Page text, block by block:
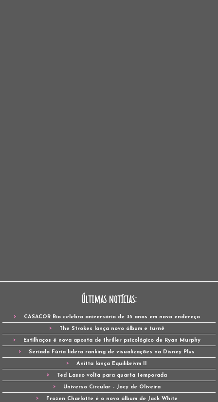
Últimas notícias:
CASACOR Rio celebra aniversário de 35 anos em novo endereço
The Strokes lança novo álbum e turnê
Estilhaços é nova aposta de thriller psicológico de Ryan Murphy
Seriado Fúria lidera ranking de visualizações na Disney Plus
Anitta lança Equilibrivm II
Ted Lasso volta para quarta temporada
Universo Circular – Jocy de Oliveira
Frozen Charlotte é o novo álbum de Jack White